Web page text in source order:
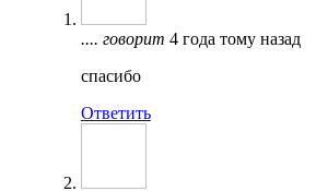
.... говорит 4 года тому назад
спасибо
Ответить